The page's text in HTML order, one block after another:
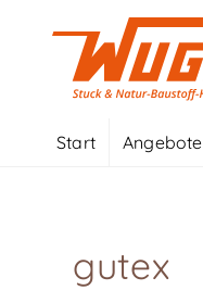
Start Angebote
gutex